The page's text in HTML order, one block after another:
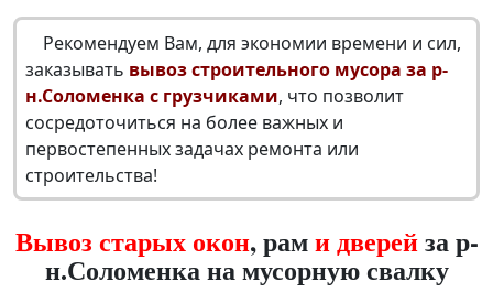
Рекомендуем Вам, для экономии времени и сил,
заказывать вывоз строительного мусора за р-
н.Соломенка с грузчиками, что позволит
сосредоточиться на более важных и
первостепенных задачах ремонта или
строительства!
Вывоз старых окон, рами дверейза р-
н.Соломенка на мусорную свалку